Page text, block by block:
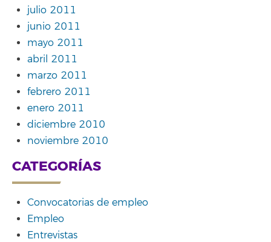
julio 2011
junio 2011
mayo 2011
abril 2011
marzo 2011
febrero 2011
enero 2011
diciembre 2010
noviembre 2010
CATEGORÍAS
Convocatorias de empleo
Empleo
Entrevistas